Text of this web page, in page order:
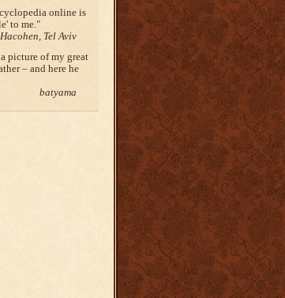
online is
to me.
Tel Aviv
picture of my great
– and here he
batyama